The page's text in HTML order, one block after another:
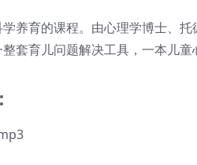
养育的课程。由心理学博士、
套育儿问题解决工具，一本儿童